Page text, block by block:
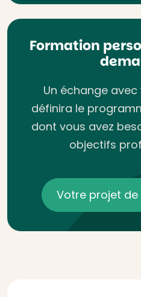
Formation
Un échange
définira le
dont vous avez
objectifs
Votre projet